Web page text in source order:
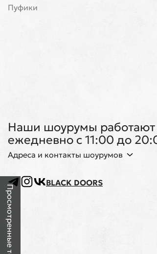
Пуфики
Наши шоурумы работают
ежедневно с 11:00 до
Адреса и контакты шоурумов
BLACK DOORS
Просмотренные товары